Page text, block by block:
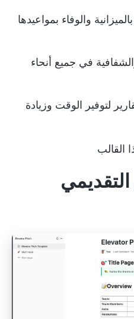
والوفاء بمواعيدها
في جميع أنحاء
لتوفير الوقت وزيادة
القالب